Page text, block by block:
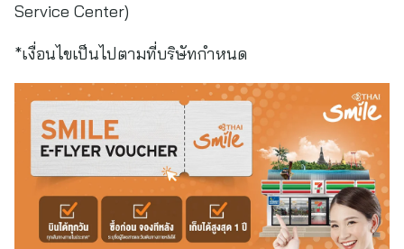
Service Center)
*เงื่อนไขเป็นไปตามที่บริษัทกำหนด